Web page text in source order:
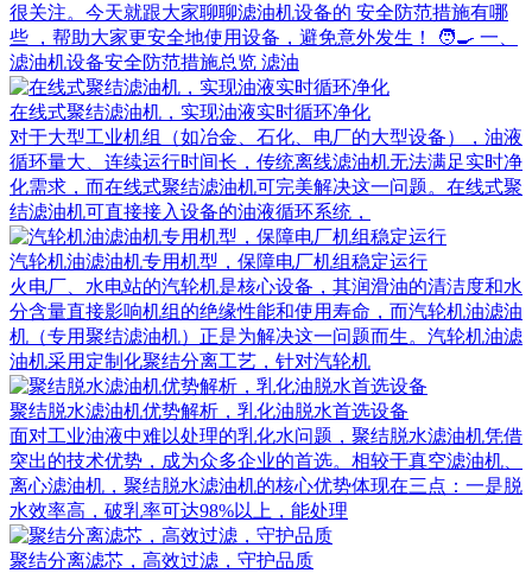
很关注。今天就跟大家聊聊滤油机设备的 安全防范措施有哪
些 ，帮助大家更安全地使用设备，避免意外发生！ 🧑‍🍳 一、
滤油机设备安全防范措施总览 滤油
在线式聚结滤油机，实现油液实时循环净化
对于大型工业机组（如冶金、石化、电厂的大型设备），油液
循环量大、连续运行时间长，传统离线滤油机无法满足实时净
化需求，而在线式聚结滤油机可完美解决这一问题。在线式聚
结滤油机可直接接入设备的油液循环系统，
汽轮机油滤油机专用机型，保障电厂机组稳定运行
火电厂、水电站的汽轮机是核心设备，其润滑油的清洁度和水
分含量直接影响机组的绝缘性能和使用寿命，而汽轮机油滤油
机（专用聚结滤油机）正是为解决这一问题而生。汽轮机油滤
油机采用定制化聚结分离工艺，针对汽轮机
聚结脱水滤油机优势解析，乳化油脱水首选设备
面对工业油液中难以处理的乳化水问题，聚结脱水滤油机凭借
突出的技术优势，成为众多企业的首选。相较于真空滤油机、
离心滤油机，聚结脱水滤油机的核心优势体现在三点：一是脱
水效率高，破乳率可达98%以上，能处理
聚结分离滤芯，高效过滤，守护品质